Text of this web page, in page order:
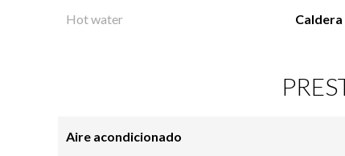
Hot water Caldera
Aire acondicionado